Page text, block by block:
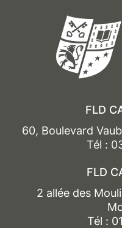
FLD
60, Boulevard
Tél :
FLD
2 allée des
Tél :